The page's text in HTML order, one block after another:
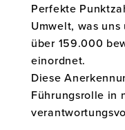
Perfekte
Umwelt, was uns
über 159.000
einordnet.
Diese
Führungsrolle in